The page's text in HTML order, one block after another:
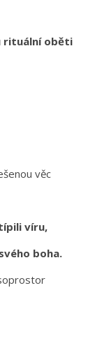
rituální oběti
věc
víru,
boha.